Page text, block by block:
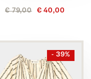
€ 79,00 € 40,00
- 39%